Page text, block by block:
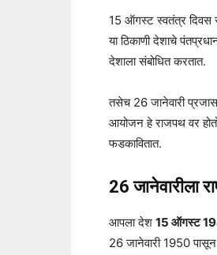
15 ऑगस्ट स्वतंत्र दिवस
या ठिकाणी देशाचे
देशाला संबोधित करतात.
तसेच 26 जानेवारी
आयोजन हे राजपथ वर
फडकावितात.
26 जानेवारीला
आपला देश 15 ऑगस्ट
26 जानेवारी 1950